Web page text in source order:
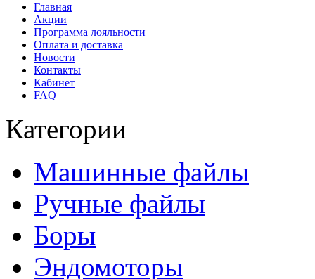
Главная
Акции
Программа лояльности
Оплата и доставка
Новости
Контакты
Кабинет
FAQ
Категории
Машинные файлы
Ручные файлы
Боры
Эндомоторы